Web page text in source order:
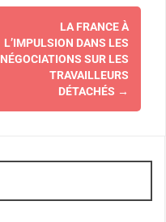
LA FRANCE À
L’IMPULSION DANS LES
NÉGOCIATIONS SUR LES
TRAVAILLEURS
DÉTACHÉS →